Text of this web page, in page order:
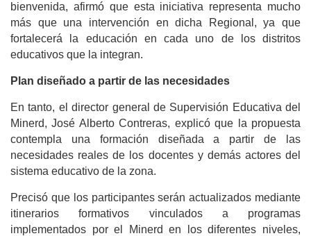
bienvenida, afirmó que esta iniciativa representa mucho
más que una intervención en dicha Regional, ya que
fortalecerá la educación en cada uno de los distritos
educativos que la integran.
Plan diseñado a partir de las necesidades
En tanto, el director general de Supervisión Educativa del
Minerd, José Alberto Contreras, explicó que la propuesta
contempla una formación diseñada a partir de las
necesidades reales de los docentes y demás actores del
sistema educativo de la zona.
Precisó que los participantes serán actualizados mediante
itinerarios formativos vinculados a programas
implementados por el Minerd en los diferentes niveles,